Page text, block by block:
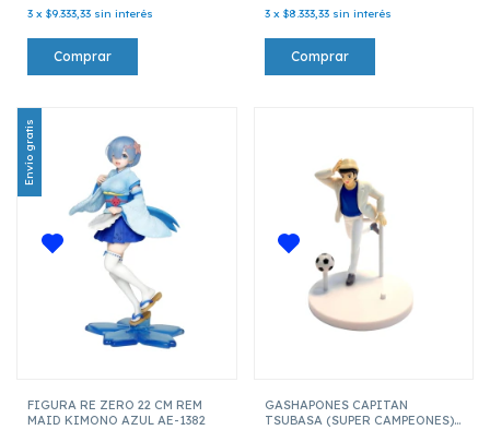
3 x $9.333,33 sin interés 3 x $8.333,33 sin interés
Envío gratis
FIGURA RE ZERO 22 CM REM
MAID KIMONO AZUL AE-1382
GASHAPONES CAPITAN
TSUBASA (SUPER CAMPEONES)